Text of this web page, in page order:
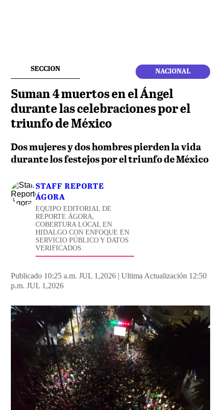
SECCION NACIONAL
Suman 4 muertos en el Ángel
durante las celebraciones por el
triunfo de México
Dos mujeres y dos hombres pierden la vida
durante los festejos por el triunfo de México
STAFF REPORTE
ÁGORA
EQUIPO EDITORIAL DE
REPORTE ÁGORA,
COBERTURA LOCAL EN
HIDALGO CON ENFOQUE EN
SERVICIO PÚBLICO Y DATOS
VERIFICADOS.
Publicado 10:25 a.m. JUL 1,2026 | Ultima Actualización 12:50
p.m. JUL 1,2026